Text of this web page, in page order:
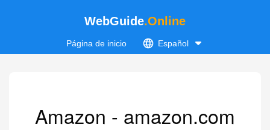
WebGuide.Online
Página de inicio Español
Amazon - amazon.com